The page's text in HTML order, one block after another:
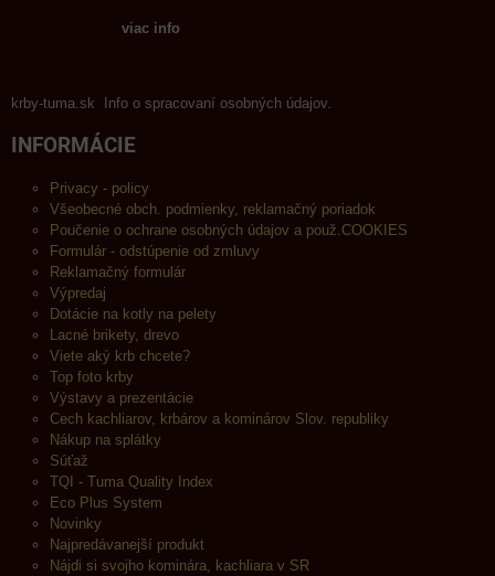
viac info
krby-tuma.sk Info o spracovaní osobných údajov.
INFORMÁCIE
Privacy - policy
Všeobecné obch. podmienky, reklamačný poriadok
Poučenie o ochrane osobných údajov a použ.COOKIES
Formulár - odstúpenie od zmluvy
Reklamačný formulár
Výpredaj
Dotácie na kotly na pelety
Lacné brikety, drevo
Viete aký krb chcete?
Top foto krby
Výstavy a prezentácie
Cech kachliarov, krbárov a kominárov Slov. republiky
Nákup na splátky
Súťaž
TQI - Tuma Quality Index
Eco Plus System
Novinky
Najpredávanejší produkt
Nájdi si svojho kominára, kachliara v SR